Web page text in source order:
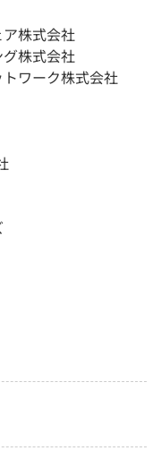
株式会社
株式会社
ワーク株式会社